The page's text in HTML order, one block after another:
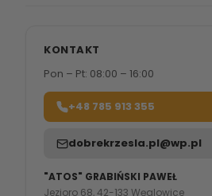
KONTAKT
Pon – Pt: 08:00 – 16:00
+48 785 913 355
dobrekrzesla.pl@wp.pl
"ATOS" GRABIŃSKI PAWEŁ
Jezioro 68, 42-133 Węglowice